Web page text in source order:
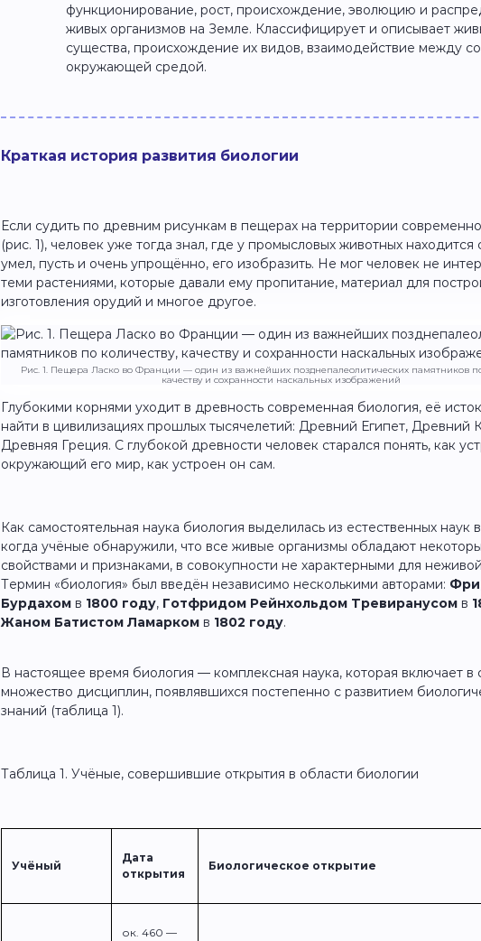
функционирование, рост, происхождение, эволюцию и
живых организмов на Земле. Классифицирует и описывает
существа, происхождение их видов, взаимодействие между
окружающей средой.
Краткая история развития биологии
Если судить по древним рисункам в пещерах на территории
(рис. 1), человек уже тогда знал, где у промысловых животных находится
умел, пусть и очень упрощённо, его изобразить. Не мог человек не
теми растениями, которые давали ему пропитание, материал для
изготовления орудий и многое другое.
Рис. 1. Пещера Ласко во Франции — один из важнейших позднепалеолитических памятников по
качеству и сохранности наскальных изображений
Глубокими корнями уходит в древность современная биология, её
найти в цивилизациях прошлых тысячелетий: Древний Египет, Древний
Древняя Греция. С глубокой древности человек старался понять, как
окружающий его мир, как устроен он сам.
Как самостоятельная наука биология выделилась из естественных наук
когда учёные обнаружили, что все живые организмы обладают
свойствами и признаками, в совокупности не характерными для
Термин «биология» был введён независимо несколькими авторами:
Бурдахом в 1800 году, Готфридом Рейнхольдом Тревиранусом в
Жаном Батистом Ламарком в 1802 году.
В настоящее время биология — комплексная наука, которая включает в
множество дисциплин, появлявшихся постепенно с развитием
знаний (таблица 1).
Таблица 1. Учёные, совершившие открытия в области биологии
Учёный
Дата
открытия
Биологическое открытие
ок. 460 —